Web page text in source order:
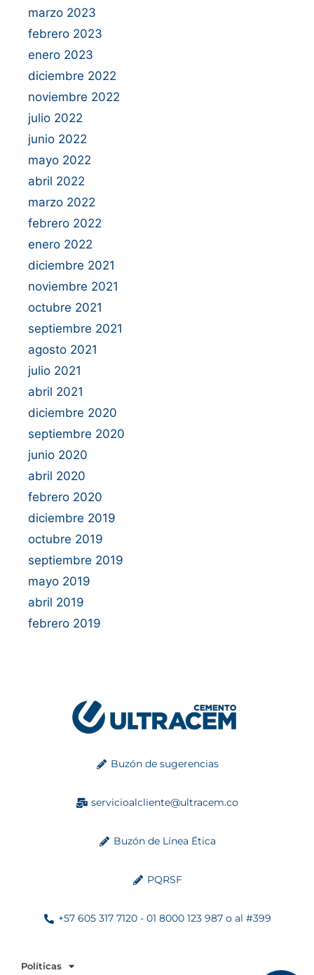
marzo 2023
febrero 2023
enero 2023
diciembre 2022
noviembre 2022
julio 2022
junio 2022
mayo 2022
abril 2022
marzo 2022
febrero 2022
enero 2022
diciembre 2021
noviembre 2021
octubre 2021
septiembre 2021
agosto 2021
julio 2021
abril 2021
diciembre 2020
septiembre 2020
junio 2020
abril 2020
febrero 2020
diciembre 2019
octubre 2019
septiembre 2019
mayo 2019
abril 2019
febrero 2019
Buzón de sugerencias
servicioalcliente@ultracem.co
Buzón de Línea Ética
PQRSF
+57 605 317 7120 - 01 8000 123 987 o al #399
Políticas